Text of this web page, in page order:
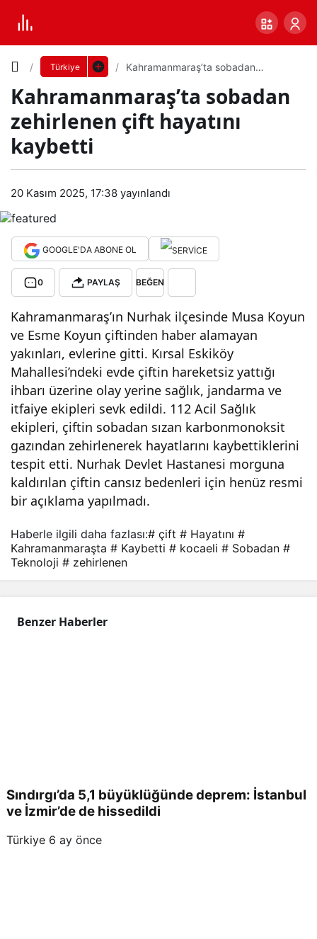
Türkiye
Kahramanmaraş’ta sobadan
Kahramanmaraş’ta sobadan
zehirlenen çift hayatını
kaybetti
20 Kasım 2025, 17:38 yayınlandı
GOOGLE'DA ABONE OL
0 PAYLAŞ BEĞEN
Kahramanmaraş’ın Nurhak ilçesinde Musa Koyun
ve Esme Koyun çiftinden haber alamayan
yakınları, evlerine gitti. Kırsal Eskiköy
Mahallesi’ndeki evde çiftin hareketsiz yattığı
ihbarı üzerine olay yerine sağlık, jandarma ve
itfaiye ekipleri sevk edildi. 112 Acil Sağlık
ekipleri, çiftin sobadan sızan karbonmonoksit
gazından zehirlenerek hayatlarını kaybettiklerini
tespit etti. Nurhak Devlet Hastanesi morguna
kaldırılan çiftin cansız bedenleri için henüz resmi
bir açıklama yapılmadı.
Kah
anm
araş
sob
ada
n
zehi
rlen
en
Yazı
Boyutunu
Ayarla
Varsayılana
0 PAYLAŞ
Haberle ilgili daha fazlası:# çift # Hayatını #
Kahramanmaraşta # Kaybetti # kocaeli # Sobadan #
Teknoloji # zehirlenen
Benzer Haberler
Sındırgı’da 5,1 büyüklüğünde deprem: İstanbul
ve İzmir’de de hissedildi
Türkiye 6 ay önce